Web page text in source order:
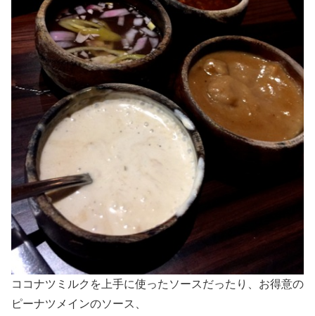
ココナツミルクを上手に使ったソースだったり、お得意の
ピーナツメインのソース、